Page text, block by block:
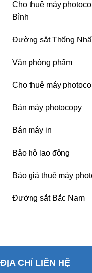
Cho thuê máy
Bình
Đường sắt Thống
Văn phòng phẩm
Cho thuê máy
Bán máy photocopy
Bán máy in
Bảo hộ lao động
Báo giá thuê máy
Đường sắt Bắc Nam
ĐỊA CHỈ LIÊN HỆ